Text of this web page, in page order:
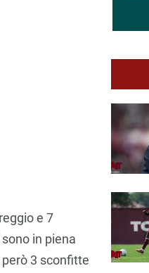
e 7
in piena
3 sconfitte